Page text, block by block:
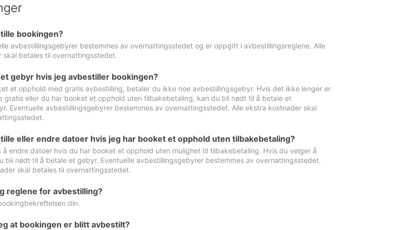
bookingen?
avbestillingsgebyrer bestemmes av overnattingsstedet og er oppgitt i avbestillingsreglene. Alle
skal betales til overnattingsstedet.
gebyr hvis jeg avbestiller bookingen?
et opphold med gratis avbestilling, betaler du ikke noe avbestillingsgebyr. Hvis det ikke lenger er
gratis eller du har booket et opphold uten tilbakebetaling, kan du bli nødt til å betale et
Eventuelle avbestillingsgebyrer bestemmes av overnattingsstedet. Alle ekstra kostnader skal
eller endre datoer hvis jeg har booket et opphold uten tilbakebetaling?
å endre datoer hvis du har booket et opphold uten mulighet til tilbakebetaling. Hvis du velger å
bli nødt til å betale et gebyr. Eventuelle avbestillingsgebyrer bestemmes av overnattingsstedet.
skal betales til overnattingsstedet.
reglene for avbestilling?
din.
at bookingen er blitt avbestilt?